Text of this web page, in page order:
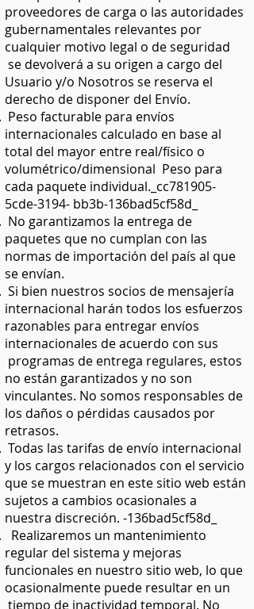
proveedores de carga o las autoridades
gubernamentales relevantes por
cualquier motivo legal o de seguridad
se devolverá a su origen a cargo del
Usuario y/o Nosotros se reserva el
derecho de disponer del Envío.
Peso facturable para envíos
internacionales calculado en base al
total del mayor entre real/físico o
volumétrico/dimensional Peso para
cada paquete individual._cc781905-
5cde-3194- bb3b-136bad5cf58d_
No garantizamos la entrega de
paquetes que no cumplan con las
normas de importación del país al que
se envían.
Si bien nuestros socios de mensajería
internacional harán todos los esfuerzos
razonables para entregar envíos
internacionales de acuerdo con sus
programas de entrega regulares, estos
no están garantizados y no son
vinculantes. No somos responsables de
los daños o pérdidas causados por
retrasos.
Todas las tarifas de envío internacional
y los cargos relacionados con el servicio
que se muestran en este sitio web están
sujetos a cambios ocasionales a
nuestra discreción. -136bad5cf58d_
Realizaremos un mantenimiento
regular del sistema y mejoras
funcionales en nuestro sitio web, lo que
ocasionalmente puede resultar en un
tiempo de inactividad temporal. No